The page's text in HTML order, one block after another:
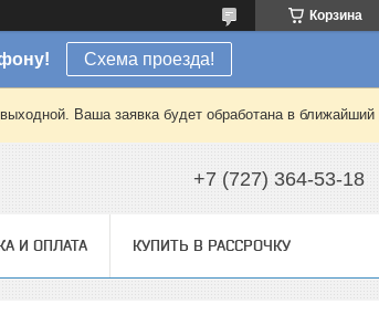
Корзина
Схема проезда!
Ваша заявка будет обработана в ближайший
+7 (727) 364-53-18
И ОПЛАТА КУПИТЬ В РАССРОЧКУ